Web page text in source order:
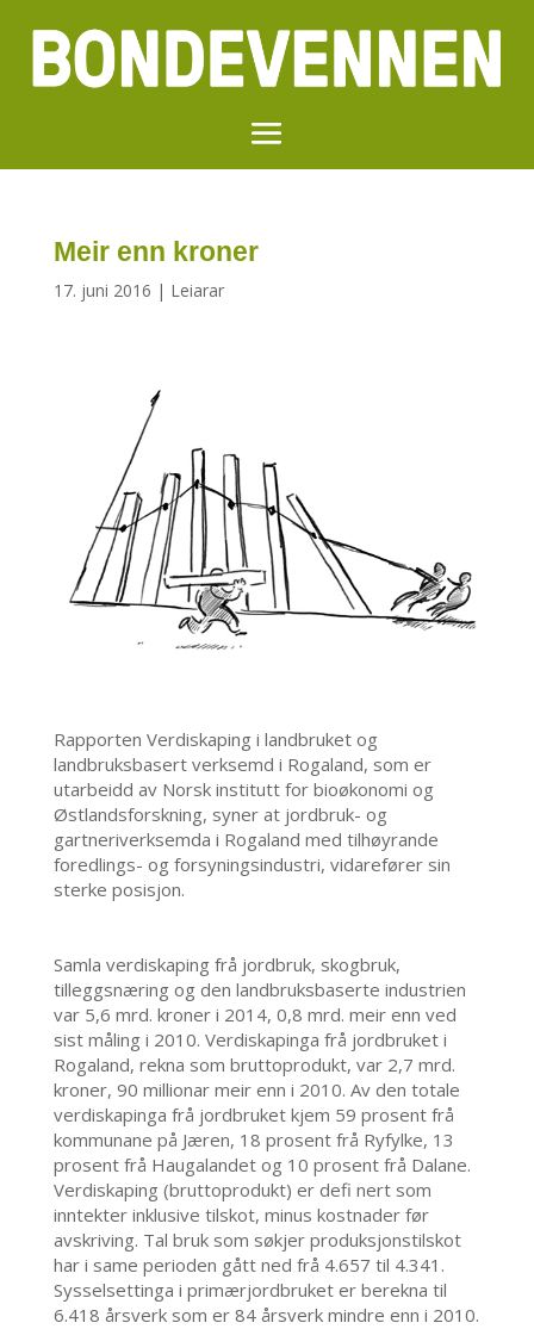
Meir enn kroner
17. juni 2016 | Leiarar
Rapporten Verdiskaping i landbruket og
landbruksbasert verksemd i Rogaland, som er
utarbeidd av Norsk institutt for bioøkonomi og
Østlandsforskning, syner at jordbruk- og
gartneriverksemda i Rogaland med tilhøyrande
foredlings- og forsyningsindustri, vidarefører sin
sterke posisjon.
Samla verdiskaping frå jordbruk, skogbruk,
tilleggsnæring og den landbruksbaserte industrien
var 5,6 mrd. kroner i 2014, 0,8 mrd. meir enn ved
sist måling i 2010. Verdiskapinga frå jordbruket i
Rogaland, rekna som bruttoprodukt, var 2,7 mrd.
kroner, 90 millionar meir enn i 2010. Av den totale
verdiskapinga frå jordbruket kjem 59 prosent frå
kommunane på Jæren, 18 prosent frå Ryfylke, 13
prosent frå Haugalandet og 10 prosent frå Dalane.
Verdiskaping (bruttoprodukt) er defi nert som
inntekter inklusive tilskot, minus kostnader før
avskriving. Tal bruk som søkjer produksjonstilskot
har i same perioden gått ned frå 4.657 til 4.341.
Sysselsettinga i primærjordbruket er berekna til
6.418 årsverk som er 84 årsverk mindre enn i 2010.